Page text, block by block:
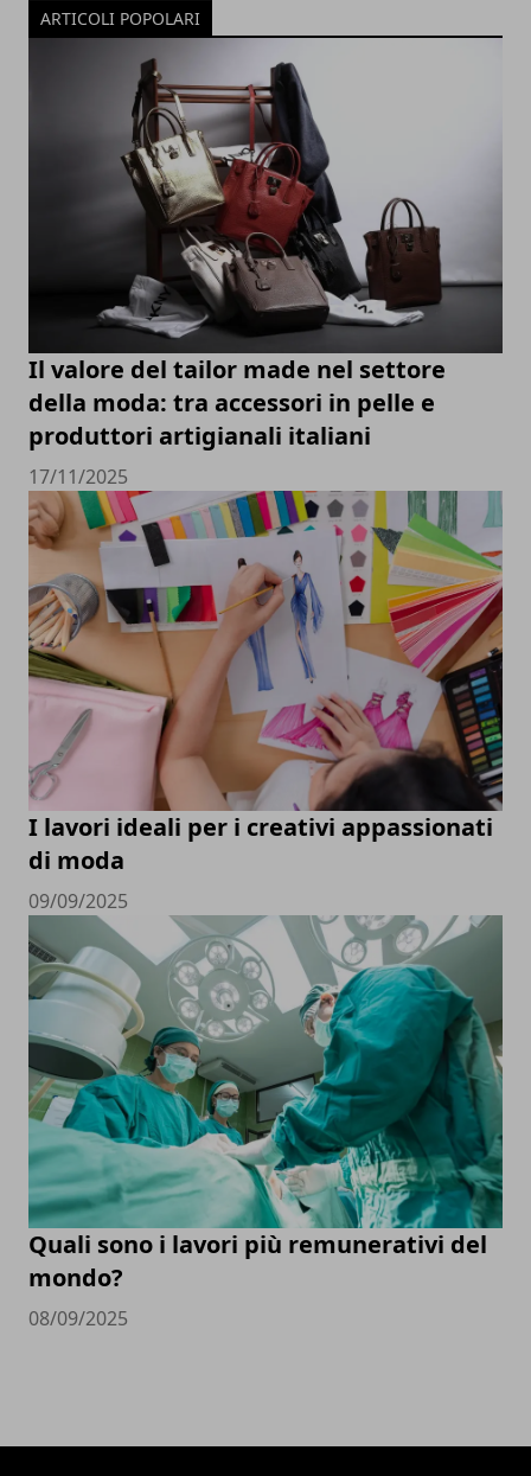
ARTICOLI POPOLARI
Il valore del tailor made nel settore
della moda: tra accessori in pelle e
produttori artigianali italiani
17/11/2025
I lavori ideali per i creativi appassionati
di moda
09/09/2025
Quali sono i lavori più remunerativi del
mondo?
08/09/2025